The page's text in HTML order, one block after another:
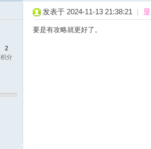
2
积分
发表于 2024-11-13 21:38:21 |
要是有攻略就更好了。